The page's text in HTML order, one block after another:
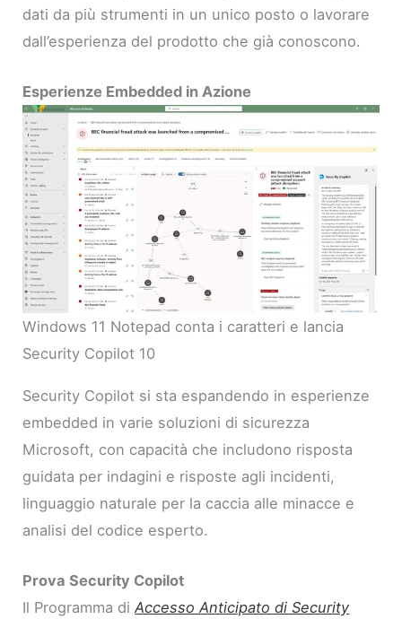
dati da più strumenti in un unico posto o lavorare
dall’esperienza del prodotto che già conoscono.
Esperienze Embedded in Azione
Windows 11 Notepad conta i caratteri e lancia
Security Copilot 10
Security Copilot si sta espandendo in esperienze
embedded in varie soluzioni di sicurezza
Microsoft, con capacità che includono risposta
guidata per indagini e risposte agli incidenti,
linguaggio naturale per la caccia alle minacce e
analisi del codice esperto.
Prova Security Copilot
Il Programma diAccesso Anticipato di Security